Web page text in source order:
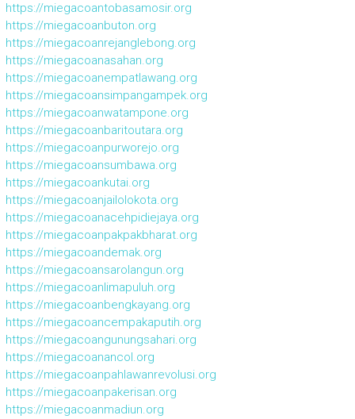
https://miegacoantobasamosir.org
https://miegacoanbuton.org
https://miegacoanrejanglebong.org
https://miegacoanasahan.org
https://miegacoanempatlawang.org
https://miegacoansimpangampek.org
https://miegacoanwatampone.org
https://miegacoanbaritoutara.org
https://miegacoanpurworejo.org
https://miegacoansumbawa.org
https://miegacoankutai.org
https://miegacoanjailolokota.org
https://miegacoanacehpidiejaya.org
https://miegacoanpakpakbharat.org
https://miegacoandemak.org
https://miegacoansarolangun.org
https://miegacoanlimapuluh.org
https://miegacoanbengkayang.org
https://miegacoancempakaputih.org
https://miegacoangunungsahari.org
https://miegacoanancol.org
https://miegacoanpahlawanrevolusi.org
https://miegacoanpakerisan.org
https://miegacoanmadiun.org